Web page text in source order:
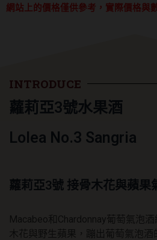
3
量
網站上的價格僅供參考，實際價格與
INTRODUCE
蘿莉亞3號水果酒
Lolea No.3 Sangria
蘿莉亞3號 接骨木花與蘋果
Macabeo和Chardonnay葡萄氣泡
木花與野生蘋果，蹦出葡萄氣泡